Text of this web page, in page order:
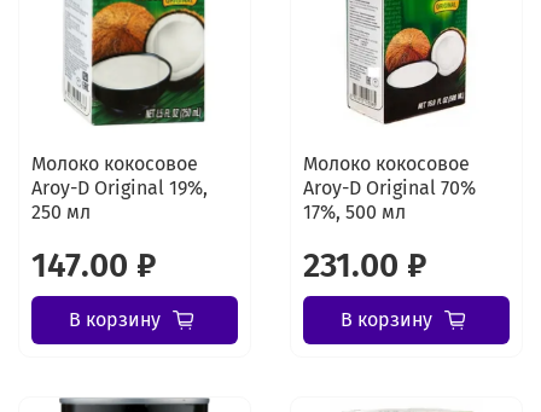
Молоко кокосовое
Aroy-D Original 19%,
250 мл
147.00 ₽
В корзину
Молоко кокосовое
Aroy-D Original 70%
17%, 500 мл
231.00 ₽
В корзину